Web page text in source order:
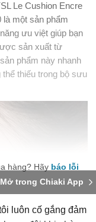
Mở trong Chiaki App
Le Cushion Encre
là một sản phẩm
ưu việt giúp bạn
sản xuất từ
phẩm này nhanh
thiếu trong bộ sưu
hàng? Hãy báo lỗi
luôn cố gắng đảm